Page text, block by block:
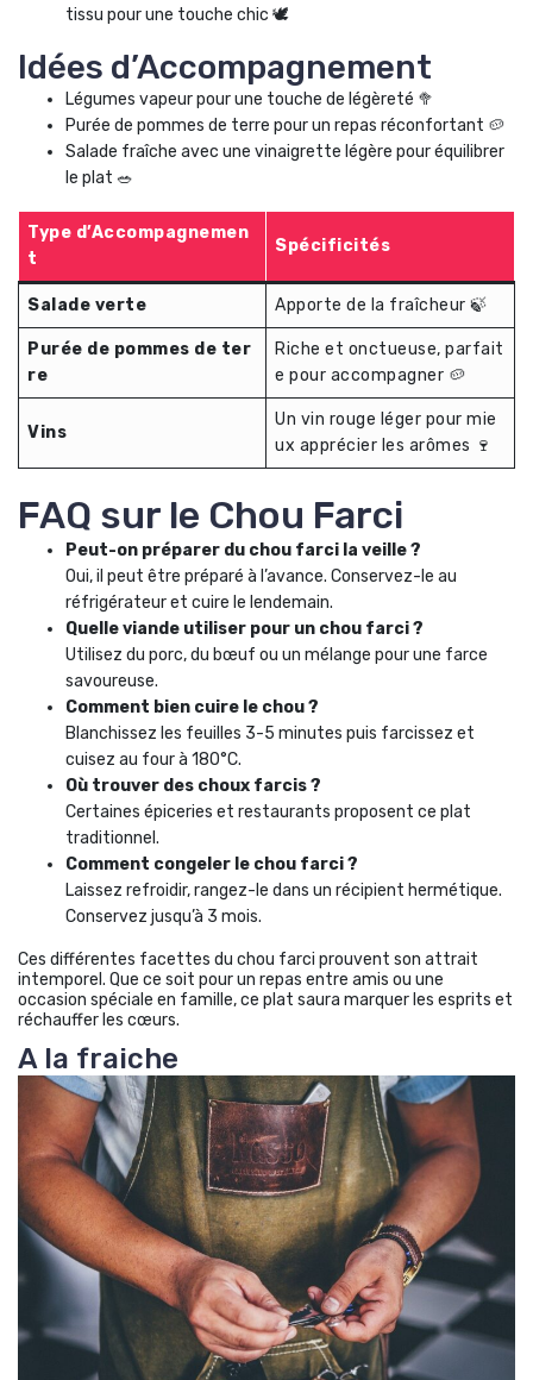
tissu pour une touche chic 🕊️
Idées d’Accompagnement
Légumes vapeur pour une touche de légèreté 🥦
Purée de pommes de terre pour un repas réconfortant 🥔
Salade fraîche avec une vinaigrette légère pour équilibrer
le plat 🥗
Type d’Accompagnemen
t
Spécificités
Salade verte Apporte de la fraîcheur 🍃
Purée de pommes de ter
re
Riche et onctueuse, parfait
e pour accompagner 🥔
Vins
Un vin rouge léger pour mie
ux apprécier les arômes 🍷
FAQ sur le Chou Farci
Peut-on préparer du chou farci la veille ?
Oui, il peut être préparé à l’avance. Conservez-le au
réfrigérateur et cuire le lendemain.
Quelle viande utiliser pour un chou farci ?
Utilisez du porc, du bœuf ou un mélange pour une farce
savoureuse.
Comment bien cuire le chou ?
Blanchissez les feuilles 3-5 minutes puis farcissez et
cuisez au four à 180°C.
Où trouver des choux farcis ?
Certaines épiceries et restaurants proposent ce plat
traditionnel.
Comment congeler le chou farci ?
Laissez refroidir, rangez-le dans un récipient hermétique.
Conservez jusqu’à 3 mois.
Ces différentes facettes du chou farci prouvent son attrait
intemporel. Que ce soit pour un repas entre amis ou une
occasion spéciale en famille, ce plat saura marquer les esprits et
réchauffer les cœurs.
A la fraiche